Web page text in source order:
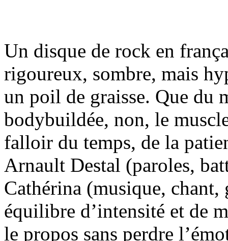
Un disque de rock en
rigoureux, sombre, mais
un poil de graisse. Que du
bodybuildée, non, le
falloir du temps, de la
Arnault Destal (paroles,
Cathérina (musique,
équilibre d’intensité et de
le propos sans perdre